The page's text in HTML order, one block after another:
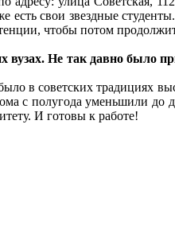
есть свои звездные
чтобы потом
вузах. Не так давно было
в советских традициях
с полугода уменьшили до
И готовы к работе!